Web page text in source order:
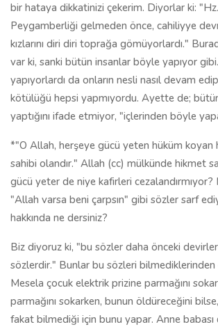
bir hataya dikkatinizi çekerim. Diyorlar ki:
Peygamberliği gelmeden önce, cahiliyye
kızlarını diri diri toprağa gömüyorlardı."
var ki, sanki bütün insanlar böyle yapıyor
yapıyorlardı da onların nesli nasıl devam
kötülüğü hepsi yapmıyordu. Ayette de;
yaptığını ifade etmiyor, "içlerinden böyle
*"O Allah, herşeye gücü yeten hüküm koyan
sahibi olandır." Allah (cc) mülkünde hikmet
gücü yeter de niye kafirleri cezalandırmıyor?
"Allah varsa beni çarpsın" gibi sözler sarf
hakkında ne dersiniz?
Biz diyoruz ki, "bu sözler daha önceki
sözlerdir." Bunlar bu sözleri bilmediklerinden
Mesela çocuk elektrik prizine parmağını
parmağını sokarken, bunun öldüreceğini
fakat bilmediği için bunu yapar. Anne babası